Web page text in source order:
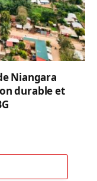
Niangara
durable et